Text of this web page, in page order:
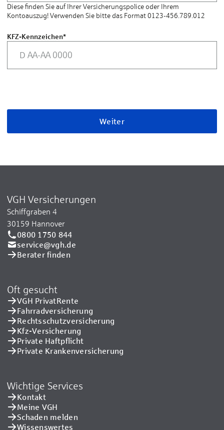
Diese finden Sie auf Ihrer Versicherungspolice oder Ihrem
Kontoauszug! Verwenden Sie bitte das Format 0123-456.789.012
KFZ-Kennzeichen*
Weiter
VGH Versicherungen
Schiffgraben 4
30159 Hannover
0800 1750 844
service@vgh.de
Berater finden
Oft gesucht
VGH PrivatRente
Fahrradversicherung
Rechtsschutzversicherung
Kfz-Versicherung
Private Haftpflicht
Private Kranken­versicherung
Wichtige Services
Kontakt
Meine VGH
Schaden melden
Wissenswertes